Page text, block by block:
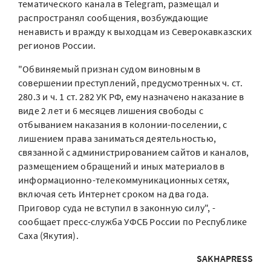
тематического канала в Telegram, размещал и
распространял сообщения, возбуждающие
ненависть и вражду к выходцам из Северокавказских
регионов России.
"Обвиняемый признан судом виновным в
совершении преступлений, предусмотренных ч. ст.
280.3 и ч. 1 ст. 282 УК РФ, ему назначено наказание в
виде 2 лет и 6 месяцев лишения свободы с
отбыванием наказания в колонии-поселении, с
лишением права заниматься деятельностью,
связанной с администрированием сайтов и каналов,
размещением обращений и иных материалов в
информационно-телекоммуникационных сетях,
включая сеть Интернет сроком на два года.
Приговор суда не вступил в законную силу", -
сообщает пресс-служба УФСБ России по Республике
Саха (Якутия).
SAKHAPRESS